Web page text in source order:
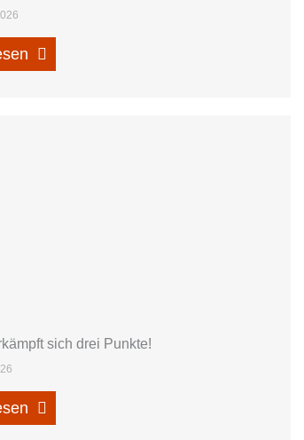
sich drei Punkte!